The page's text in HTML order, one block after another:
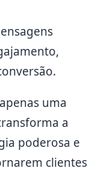
uma
a
poderosa e
clientes